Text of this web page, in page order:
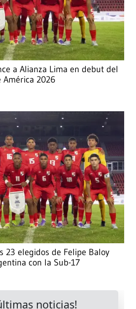
a Alianza Lima en debut del
América 2026
23 elegidos de Felipe Baloy
con la Sub-17